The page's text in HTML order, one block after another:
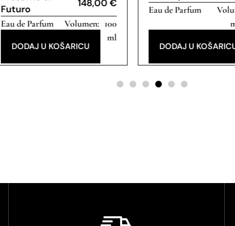
Futuro
148,00€
Eau de Parfum
100
ml
DODAJ U KOŠARICU
Eau de Parfum
DODAJ U